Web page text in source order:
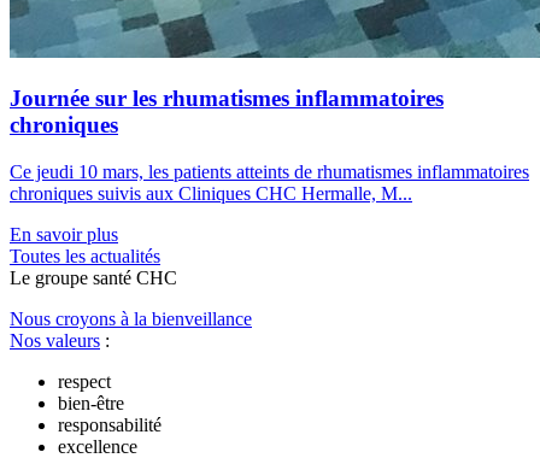
Journée sur les rhumatismes inflammatoires
chroniques
Ce jeudi 10 mars, les patients atteints de rhumatismes inflammatoires
chroniques suivis aux Cliniques CHC Hermalle, M...
En savoir plus
Toutes les actualités
Le groupe santé CHC
Nous croyons à la bienveillance
Nos valeurs :
respect
bien-être
responsabilité
excellence